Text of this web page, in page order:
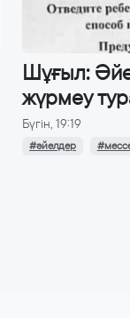
Шұғыл:
жүрмеу
Бүгін, 19:19
#әйелдер